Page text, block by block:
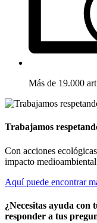
Más de 19.000
Trabajamos
Con acciones
impacto
Aquí puede encontrar
¿Necesitas ayuda con
responder a tus